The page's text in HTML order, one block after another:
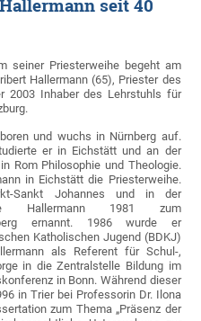
seit 40
seiner Priesterweihe begeht am
Hallermann (65), Priester des
2003 Inhaber des Lehrstuhls für
und wuchs in Nürnberg auf.
er in Eichstätt und an der
Rom Philosophie und Theologie.
in Eichstätt die Priesterweihe.
Sankt Johannes und in der
Hallermann 1981 zum
ernannt. 1986 wurde er
Katholischen Jugend (BDKJ)
als Referent für Schul-,
in die Zentralstelle Bildung im
in Bonn. Während dieser
in Trier bei Professorin Dr. Ilona
zum Thema „Präsenz der